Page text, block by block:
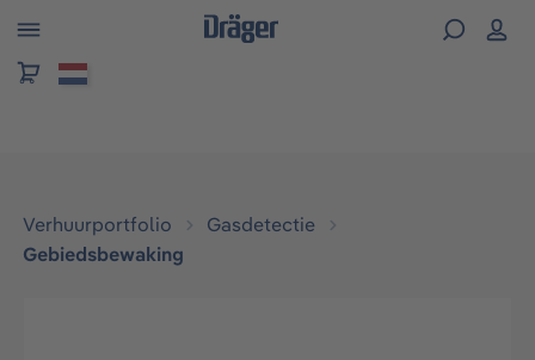
Verhuurportfolio
Gasdetectie
Gebiedsbewaking